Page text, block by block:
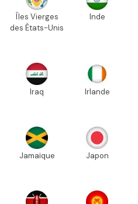
Îles Vierges
des États-Unis
Inde
Iraq Irlande
Jamaïque Japon